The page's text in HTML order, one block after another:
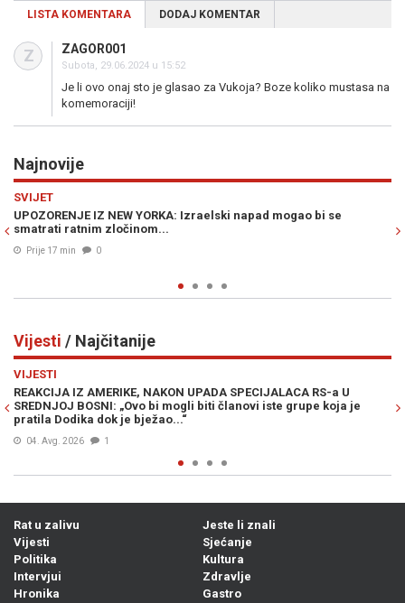
LISTA KOMENTARA DODAJ KOMENTAR
Z ZAGOR001
Subota, 29.06.2024 u 15:52
Je li ovo onaj sto je glasao za Vukoja? Boze koliko mustasa na
komemoraciji!
Najnovije
napad mogao bi se
MOJ MILANE, POBRATIME MIO:
„zločinačkom“, ali ne spominje
Vijesti / Najčitanije
SPECIJALACA RS-a U
biti članovi iste grupe koja je
MUK U MOSTARU: Članica
Željka Cvijanović vojno-
Rat u zalivu
Vijesti
Politika
Intervjui
Hronika
Jeste li znali
Sjećanje
Kultura
Zdravlje
Gastro